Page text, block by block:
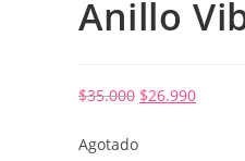
Anillo
$35.000 El
$26.990El
Agotado